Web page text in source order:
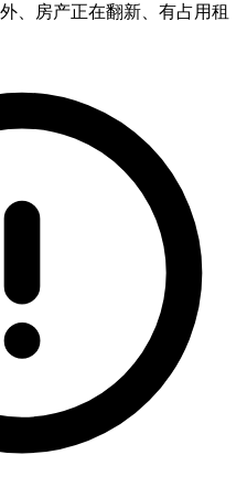
、房产正在翻新、有占用租